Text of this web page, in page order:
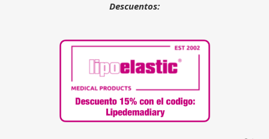
Descuentos: